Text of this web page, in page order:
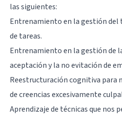
las siguientes:
Entrenamiento en la gestión del
de tareas.
Entrenamiento en la gestión de
aceptación y la no evitación de
Reestructuración cognitiva para
de creencias excesivamente
Aprendizaje de técnicas que nos